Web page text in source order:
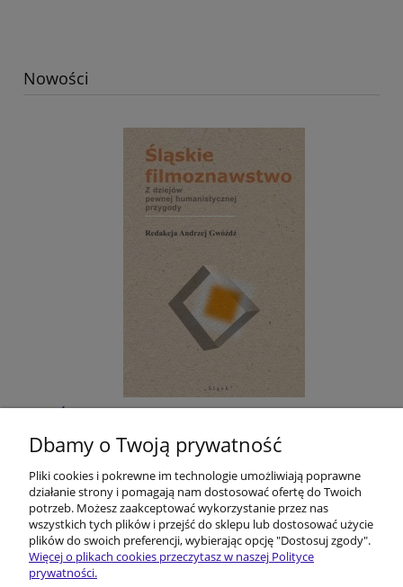
Nowości
Śląskie filmoznawstwo. Z dziejów pewnej
humanistycznej przygody
40,00 zł
do koszyka
Dbamy o Twoją prywatność
Pliki cookies i pokrewne im technologie umożliwiają poprawne
działanie strony i pomagają nam dostosować ofertę do Twoich
potrzeb. Możesz zaakceptować wykorzystanie przez nas
wszystkich tych plików i przejść do sklepu lub dostosować użycie
plików do swoich preferencji, wybierając opcję "Dostosuj zgody".
Więcej o plikach cookies przeczytasz w naszej Polityce
prywatności.